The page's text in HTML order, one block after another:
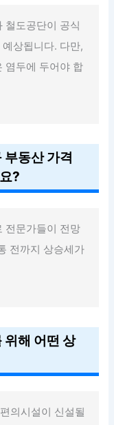
철도공단이 공식
상됩니다. 다만,
염두에 두어야 합
부동산 가격
?
전문가들이 전망
전까지 상승세가
위해 어떤 상
의시설이 신설될